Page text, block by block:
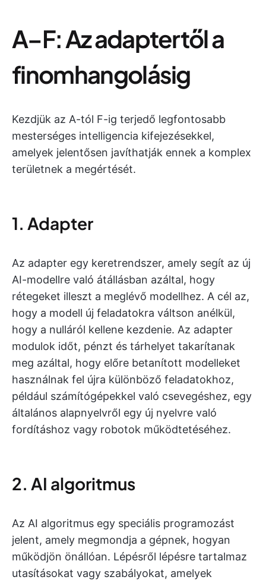
A–F: Az adaptertől a
finomhangolásig
Kezdjük az A-tól F-ig terjedő legfontosabb
mesterséges intelligencia kifejezésekkel,
amelyek jelentősen javíthatják ennek a komplex
területnek a megértését.
1. Adapter
Az adapter egy keretrendszer, amely segít az új
AI-modellre való átállásban azáltal, hogy
rétegeket illeszt a meglévő modellhez. A cél az,
hogy a modell új feladatokra váltson anélkül,
hogy a nulláról kellene kezdenie. Az adapter
modulok időt, pénzt és tárhelyet takarítanak
meg azáltal, hogy előre betanított modelleket
használnak fel újra különböző feladatokhoz,
például számítógépekkel való csevegéshez, egy
általános alapnyelvről egy új nyelvre való
fordításhoz vagy robotok működtetéséhez.
2. AI algoritmus
Az AI algoritmus egy speciális programozást
jelent, amely megmondja a gépnek, hogyan
működjön önállóan. Lépésről lépésre tartalmaz
utasításokat vagy szabályokat, amelyek